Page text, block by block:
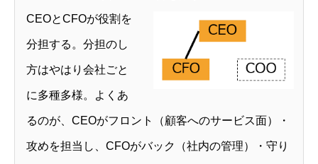
CEOとCFOが役割を
分担する。分担のし
方はやはり会社ごと
に多種多様。よくあ
るのが、CEOがフロント（顧客へのサービス面）・
攻めを担当し、CFOがバック（社内の管理）・守り